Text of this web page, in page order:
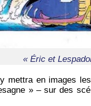
« Éric et
mettra en images
» – sur des